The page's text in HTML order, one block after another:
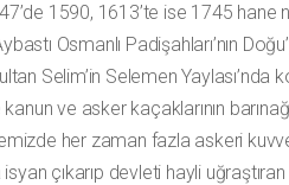
1590, 1613’te ise 1745 hane
Osmanlı Padişahları’nın
Selim’in Selemen Yaylası’nda
ve asker kaçaklarının
her zaman fazla askeri
çıkarıp devleti hayli